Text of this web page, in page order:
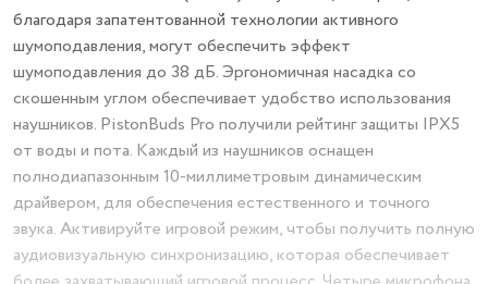
благодаря запатентованной технологии активного
шумоподавления, могут обеспечить эффект
шумоподавления до 38 дБ. Эргономичная насадка со
скошенным углом обеспечивает удобство использования
наушников. PistonBuds Pro получили рейтинг защиты IPX5
от воды и пота. Каждый из наушников оснащен
полнодиапазонным 10-миллиметровым динамическим
драйвером, для обеспечения естественного и точного
звука. Активируйте игровой режим, чтобы получить полную
аудиовизуальную синхронизацию, которая обеспечивает